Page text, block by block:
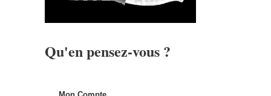
Qu'en pensez-vous ?